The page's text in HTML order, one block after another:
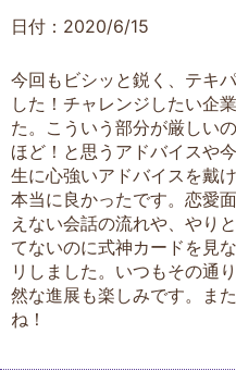
日付：2020/6/15
今回もビシッと鋭く、テキ
した！チャレンジしたい企
た。こういう部分が厳しい
ほど！と思うアドバイスや
生に心強いアドバイスを戴
本当に良かったです。恋愛
えない会話の流れや、やり
てないのに式神カードを見
リしました。いつもその通
然な進展も楽しみです。ま
ね！